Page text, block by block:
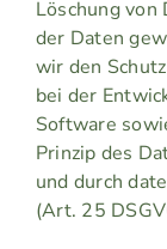
Löschung von
der Daten
wir den
bei der
Software
Prinzip des
und durch
(Art. 25